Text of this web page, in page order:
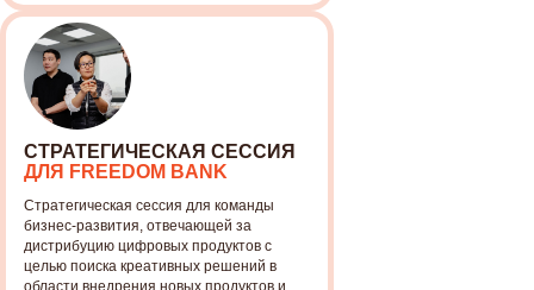
СТРАТЕГИЧЕСКАЯ СЕССИЯ
ДЛЯ FREEDOM BANK
Стратегическая сессия для команды
бизнес-развития, отвечающей за
дистрибуцию цифровых продуктов с
целью поиска креативных решений в
области внедрения новых продуктов и